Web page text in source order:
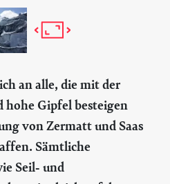
an alle, die mit der
Gipfel besteigen
von Zermatt und Saas
Sämtliche
Seil- und